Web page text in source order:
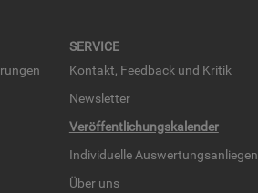
SER­VICE
Kon­takt, Feed­back und Kri­tik
News­let­ter
Ver­öf­fent­li­chungs­ka­len­der
In­di­vi­du­el­le Aus­wer­tungs­an­lie­gen
Über uns